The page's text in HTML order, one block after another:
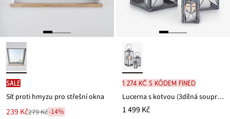
SALE
Síť proti hmyzu pro střešní okna
Nová
239 Kč279 Kč-14%
1 274 Kč s kódem FINED
Lucerna s kotvou (3dílná souprava)
1 499 Kč